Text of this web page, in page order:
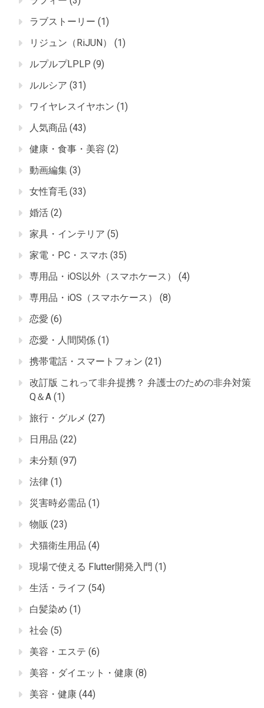
ラブストーリー (1)
リジュン（RiJUN）
(1)
ルプルプLPLP (9)
ルルシア (31)
ワイヤレスイヤホン (1)
人気商品 (43)
健康・食事・美容 (2)
動画編集 (3)
女性育毛 (33)
婚活 (2)
家具・インテリア (5)
家電・PC・スマホ (35)
専用品・iOS以外（スマホケース）
(4)
専用品・iOS（スマホケース）
(8)
恋愛 (6)
恋愛・人間関係 (1)
携帯電話・スマートフォン (21)
改訂版 これって非弁提携？ 弁護士のための非弁対策
Q＆A (1)
旅行・グルメ (27)
日用品 (22)
未分類 (97)
法律 (1)
災害時必需品 (1)
物販 (23)
犬猫衛生用品 (4)
現場で使える Flutter開発入門 (1)
生活・ライフ (54)
白髪染め (1)
社会 (5)
美容・エステ (6)
美容・ダイエット・健康 (8)
美容・健康 (44)